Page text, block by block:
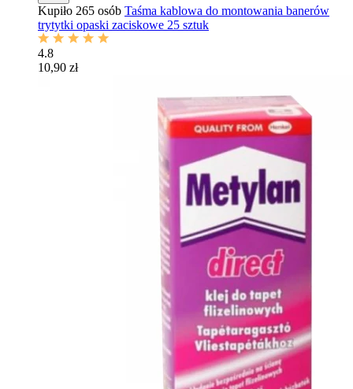
Kupiło 265 osób Taśma kablowa do montowania banerów
trytytki opaski zaciskowe 25 sztuk
4.8
10,90 zł